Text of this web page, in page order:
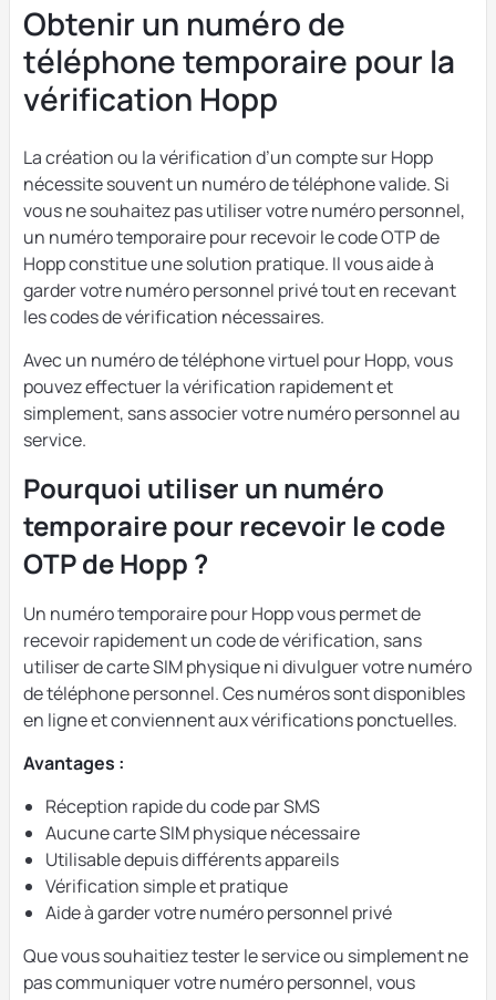
Obtenir un numéro de
téléphone temporaire pour la
vérification Hopp
La création ou la vérification d’un compte sur Hopp
nécessite souvent un numéro de téléphone valide. Si
vous ne souhaitez pas utiliser votre numéro personnel,
un numéro temporaire pour recevoir le code OTP de
Hopp constitue une solution pratique. Il vous aide à
garder votre numéro personnel privé tout en recevant
les codes de vérification nécessaires.
Avec un numéro de téléphone virtuel pour Hopp, vous
pouvez effectuer la vérification rapidement et
simplement, sans associer votre numéro personnel au
service.
Pourquoi utiliser un numéro
temporaire pour recevoir le code
OTP de Hopp ?
Un numéro temporaire pour Hopp vous permet de
recevoir rapidement un code de vérification, sans
utiliser de carte SIM physique ni divulguer votre numéro
de téléphone personnel. Ces numéros sont disponibles
en ligne et conviennent aux vérifications ponctuelles.
Avantages :
Réception rapide du code par SMS
Aucune carte SIM physique nécessaire
Utilisable depuis différents appareils
Vérification simple et pratique
Aide à garder votre numéro personnel privé
Que vous souhaitiez tester le service ou simplement ne
pas communiquer votre numéro personnel, vous